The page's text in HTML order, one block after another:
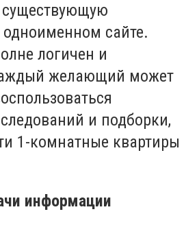
сайте.
логичен и
желающий может
и подборки,
1-комнатные квартиры
информации